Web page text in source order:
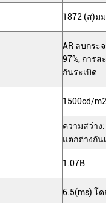
1872 (ส)ม
AR ลบกระ
97%, การส
กันระเบิด
1500cd/m2
ความสว่าง
แตกต่างกัน
1.07B
6.5(ms) โ